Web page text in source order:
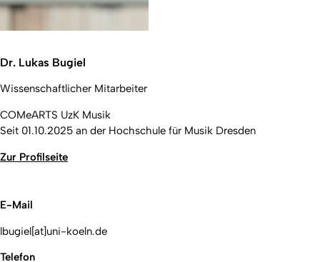
Dr. Lukas Bugiel
Wissenschaftlicher Mitarbeiter
COMeARTS UzK Musik
Seit 01.10.2025 an der Hochschule für Musik Dresden
Zur Profilseite
E-Mail
lbugiel[at]uni-koeln.de
Telefon